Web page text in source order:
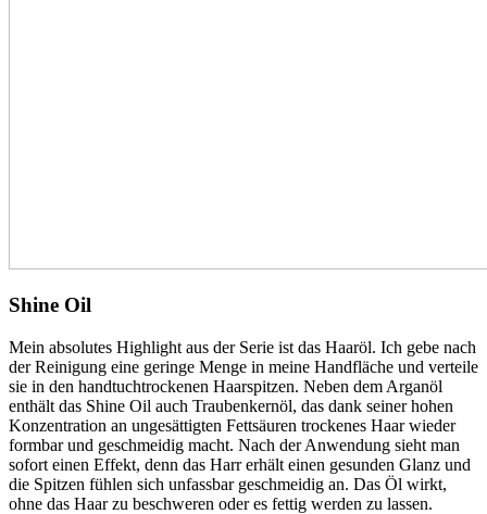
Shine Oil
Mein absolutes Highlight aus der Serie ist das Haaröl. Ich gebe nach
der Reinigung eine geringe Menge in meine Handfläche und verteile
sie in den handtuchtrockenen Haarspitzen. Neben dem Arganöl
enthält das Shine Oil auch Traubenkernöl, das dank seiner hohen
Konzentration an ungesättigten Fettsäuren trockenes Haar wieder
formbar und geschmeidig macht. Nach der Anwendung sieht man
sofort einen Effekt, denn das Harr erhält einen gesunden Glanz und
die Spitzen fühlen sich unfassbar geschmeidig an. Das Öl wirkt,
ohne das Haar zu beschweren oder es fettig werden zu lassen.